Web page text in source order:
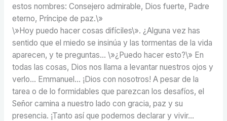
estos nombres: Consejero admirable, Dios fuerte, Padre
eterno, Príncipe de paz.\»
\»Hoy puedo hacer cosas difíciles\». ¿Alguna vez has
sentido que el miedo se insinúa y las tormentas de la vida
aparecen, y te preguntas… \»¿Puedo hacer esto?\» En
todas las cosas, Dios nos llama a levantar nuestros ojos y
verlo… Emmanuel… ¡Dios con nosotros! A pesar de la
tarea o de lo formidables que parezcan los desafíos, el
Señor camina a nuestro lado con gracia, paz y su
presencia. ¡Tanto así que podemos declarar y vivir…